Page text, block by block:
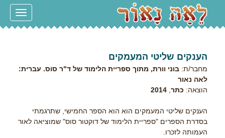
Toggle
הענקים שליטי המעמקים
מחבר/ת: בוני וורת, מתוך ספריית הלימוד של ד"ר סוס. עברית:
לאה נאור
הוצאה: כתר 2014
הענקים שליטי המעמקים הוא הוא הספר החמישי, שתרגמתי
בסדרת הספרים "ספריית הלימוד של דוקטור סוס" שמוציאה לאור
העמותה לזכרו.